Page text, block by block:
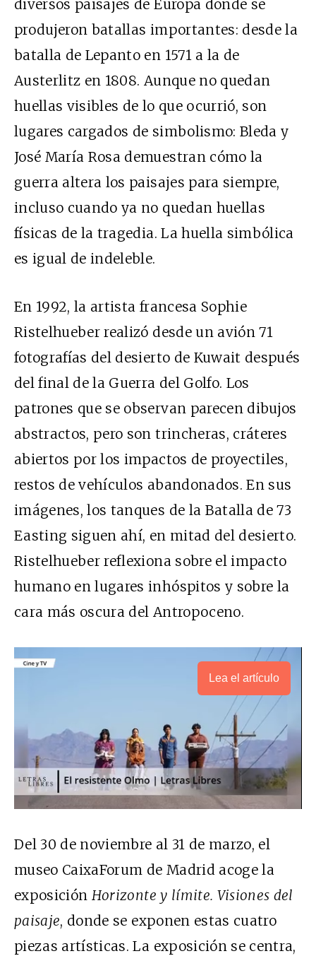
diversos paisajes de Europa donde se
produjeron batallas importantes: desde la
batalla de Lepanto en 1571 a la de
Austerlitz en 1808. Aunque no quedan
huellas visibles de lo que ocurrió, son
lugares cargados de simbolismo: Bleda y
José María Rosa demuestran cómo la
guerra altera los paisajes para siempre,
incluso cuando ya no quedan huellas
físicas de la tragedia. La huella simbólica
es igual de indeleble.
En 1992, la artista francesa Sophie
Ristelhueber realizó desde un avión 71
fotografías del desierto de Kuwait después
del final de la Guerra del Golfo. Los
patrones que se observan parecen dibujos
abstractos, pero son trincheras, cráteres
abiertos por los impactos de proyectiles,
restos de vehículos abandonados. En sus
imágenes, los tanques de la Batalla de 73
Easting siguen ahí, en mitad del desierto.
Ristelhueber reflexiona sobre el impacto
humano en lugares inhóspitos y sobre la
cara más oscura del Antropoceno.
Lea el artículo
Del 30 de noviembre al 31 de marzo, el
museo CaixaForum de Madrid acoge la
exposición Horizonte y límite. Visiones del
paisaje, donde se exponen estas cuatro
piezas artísticas. La exposición se centra,